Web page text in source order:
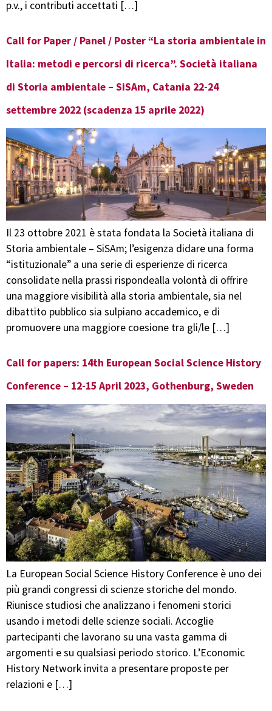
p.v., i contributi accettati […]
Call for Paper / Panel / Poster “La storia ambientale in
Italia: metodi e percorsi di ricerca”. Società italiana
di Storia ambientale – SiSAm, Catania 22-24
settembre 2022 (scadenza 15 aprile 2022)
Il 23 ottobre 2021 è stata fondata la Società italiana di
Storia ambientale – SiSAm; l’esigenza didare una forma
“istituzionale” a una serie di esperienze di ricerca
consolidate nella prassi rispondealla volontà di offrire
una maggiore visibilità alla storia ambientale, sia nel
dibattito pubblico sia sulpiano accademico, e di
promuovere una maggiore coesione tra gli/le […]
Call for papers: 14th European Social Science History
Conference – 12-15 April 2023, Gothenburg, Sweden
La European Social Science History Conference è uno dei
più grandi congressi di scienze storiche del mondo.
Riunisce studiosi che analizzano i fenomeni storici
usando i metodi delle scienze sociali. Accoglie
partecipanti che lavorano su una vasta gamma di
argomenti e su qualsiasi periodo storico. L’Economic
History Network invita a presentare proposte per
relazioni e […]